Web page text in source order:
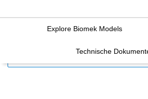
Explore Biomek Models
Technische